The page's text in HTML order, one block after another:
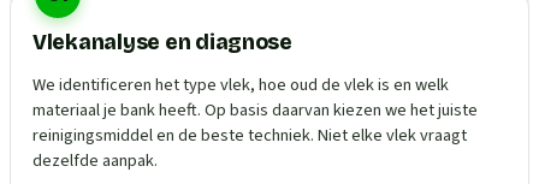
Vlekanalyse en diagnose
We identificeren het type vlek, hoe oud de vlek is en welk
materiaal je bank heeft. Op basis daarvan kiezen we het juiste
reinigingsmiddel en de beste techniek. Niet elke vlek vraagt
dezelfde aanpak.